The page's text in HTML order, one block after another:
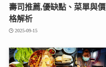
壽司推薦,優缺點、菜單與價
格解析
2025-09-15